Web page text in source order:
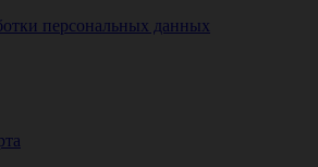
персональных данных